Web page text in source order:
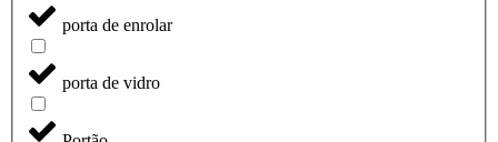
porta de enrolar
porta de vidro